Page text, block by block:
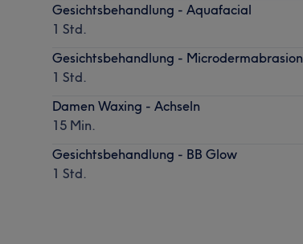
Gesichtsbehandlung - Aquafacial
1 Std.
Gesichtsbehandlung - Microdermabrasion
1 Std.
Damen Waxing - Achseln
15 Min.
Gesichtsbehandlung - BB Glow
1 Std.